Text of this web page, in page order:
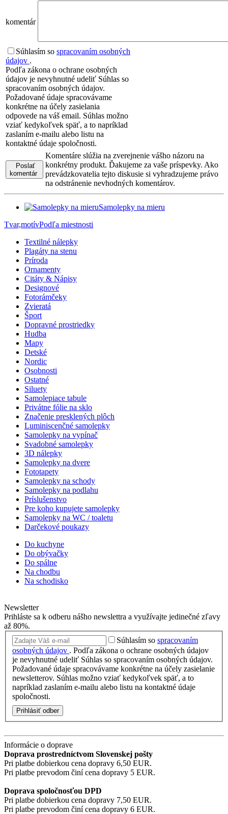
komentár
Súhlasím so spracovaním osobných
údajov .
Podľa zákona o ochrane osobných
údajov je nevyhnutné udeliť Súhlas so
spracovaním osobných údajov.
Požadované údaje spracovávame
konkrétne na účely zasielania
odpovede na váš email. Súhlas možno
vziať kedykoľvek späť, a to napríklad
zaslaním e-mailu alebo listu na
kontaktné údaje spoločnosti.
Poslať
komentár
Komentáre slúžia na zverejnenie vášho názoru na
konkrétny produkt. Ďakujeme za vaše príspevky. Ako
prevádzkovatelia tejto diskusie si vyhradzujeme právo
na odstránenie nevhodných komentárov.
Samolepky na mieru
Tvar,motívPodľa miestnosti
Textilné nálepky
Plagáty na stenu
Príroda
Ornamenty
Citáty & Nápisy
Designové
Fotorámčeky
Zvieratá
Šport
Dopravné prostriedky
Hudba
Mapy
Detské
Nordic
Osobnosti
Ostatné
Siluety
Samolepiace tabule
Privátne fólie na sklo
Značenie presklených plôch
Luminiscenčné samolepky
Samolepky na vypínač
Svadobné samolepky
3D nálepky
Samolepky na dvere
Fototapety
Samolepky na schody
Samolepky na podlahu
Príslušenstvo
Pre koho kupujete samolepky
Samolepky na WC / toaletu
Darčekové poukazy
Do kuchyne
Do obývačky
Do spálne
Na chodbu
Na schodisko
Newsletter
Prihláste sa k odberu nášho newslettra a využívajte jedinečné zľavy
až 80%.
Súhlasím so spracovaním
osobných údajov . Podľa zákona o ochrane osobných údajov
je nevyhnutné udeliť Súhlas so spracovaním osobných údajov.
Požadované údaje spracovávame konkrétne na účely zasielanie
newsletterov. Súhlas možno vziať kedykoľvek späť, a to
napríklad zaslaním e-mailu alebo listu na kontaktné údaje
spoločnosti.
Prihlásiť odber
Informácie o doprave
Doprava prostredníctvom Slovenskej pošty
Pri platbe dobierkou cena dopravy 6,50 EUR.
Pri platbe prevodom činí cena dopravy 5 EUR.
Doprava spoločnosťou DPD
Pri platbe dobierkou cena dopravy 7,50 EUR.
Pri platbe prevodom činí cena dopravy 6 EUR.